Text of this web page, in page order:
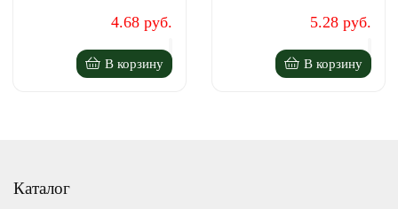
4.68 руб.
В корзину
5.28 руб.
В корзину
Каталог